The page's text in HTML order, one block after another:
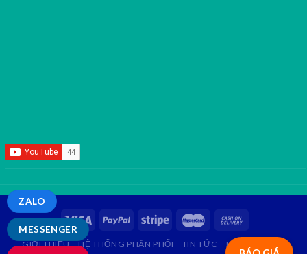
MESSENGER
ZALO
GIỚI THIỆU HỆ THỐNG PHÂN PHỐI TIN TỨC LIÊN HỆ